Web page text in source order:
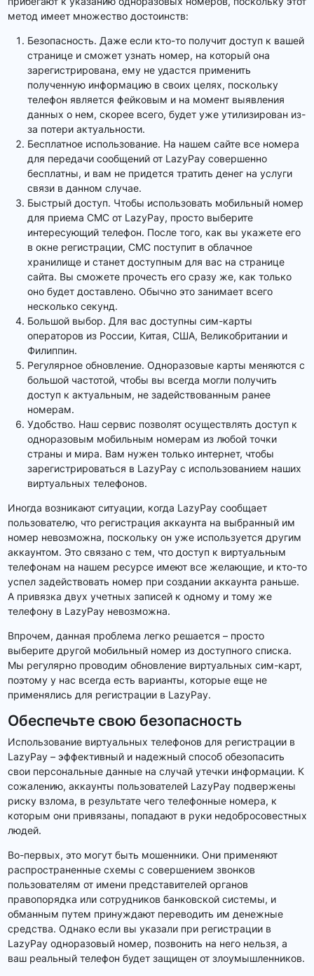
метод имеет множество достоинств:
Безопасность. Даже если кто-то получит доступ к вашей
странице и сможет узнать номер, на который она
зарегистрирована, ему не удастся применить
полученную информацию в своих целях, поскольку
телефон является фейковым и на момент выявления
данных о нем, скорее всего, будет уже утилизирован из-
за потери актуальности.
Бесплатное использование. На нашем сайте все номера
для передачи сообщений от LazyPay совершенно
бесплатны, и вам не придется тратить денег на услуги
связи в данном случае.
Быстрый доступ. Чтобы использовать мобильный номер
для приема СМС от LazyPay, просто выберите
интересующий телефон. После того, как вы укажете его
в окне регистрации, СМС поступит в облачное
хранилище и станет доступным для вас на странице
сайта. Вы сможете прочесть его сразу же, как только
оно будет доставлено. Обычно это занимает всего
несколько секунд.
Большой выбор. Для вас доступны сим-карты
операторов из России, Китая, США, Великобритании и
Филиппин.
Регулярное обновление. Одноразовые карты меняются с
большой частотой, чтобы вы всегда могли получить
доступ к актуальным, не задействованным ранее
номерам.
Удобство. Наш сервис позволят осуществлять доступ к
одноразовым мобильным номерам из любой точки
страны и мира. Вам нужен только интернет, чтобы
зарегистрироваться в LazyPay с использованием наших
виртуальных телефонов.
Иногда возникают ситуации, когда LazyPay сообщает
пользователю, что регистрация аккаунта на выбранный им
номер невозможна, поскольку он уже используется другим
аккаунтом. Это связано с тем, что доступ к виртуальным
телефонам на нашем ресурсе имеют все желающие, и кто-то
успел задействовать номер при создании аккаунта раньше.
А привязка двух учетных записей к одному и тому же
телефону в LazyPay невозможна.
Впрочем, данная проблема легко решается – просто
выберите другой мобильный номер из доступного списка.
Мы регулярно проводим обновление виртуальных сим-карт,
поэтому у нас всегда есть варианты, которые еще не
применялись для регистрации в LazyPay.
Обеспечьте свою безопасность
Использование виртуальных телефонов для регистрации в
LazyPay – эффективный и надежный способ обезопасить
свои персональные данные на случай утечки информации. К
сожалению, аккаунты пользователей LazyPay подвержены
риску взлома, в результате чего телефонные номера, к
которым они привязаны, попадают в руки недобросовестных
людей.
Во-первых, это могут быть мошенники. Они применяют
распространенные схемы с совершением звонков
пользователям от имени представителей органов
правопорядка или сотрудников банковской системы, и
обманным путем принуждают переводить им денежные
средства. Однако если вы указали при регистрации в
LazyPay одноразовый номер, позвонить на него нельзя, а
ваш реальный телефон будет защищен от злоумышленников.